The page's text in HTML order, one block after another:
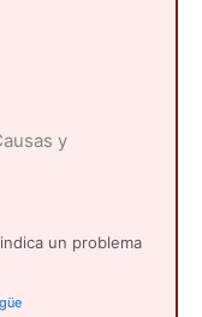
y
un problema